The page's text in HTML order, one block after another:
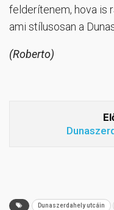
felderítenem, hova is
ami stílusosan a
(Roberto)
Dunaszerdahely utcáin